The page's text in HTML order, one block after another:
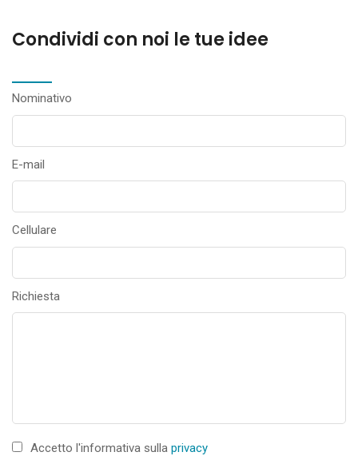
Condividi con noi le tue idee
Nominativo
E-mail
Cellulare
Richiesta
Accetto l'informativa sulla privacy